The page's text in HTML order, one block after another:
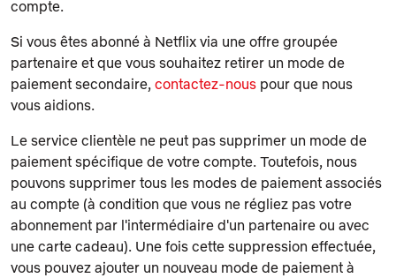
compte.
Si vous êtes abonné à Netflix via une offre groupée
partenaire et que vous souhaitez retirer un mode de
paiement secondaire, contactez-nous pour que nous
vous aidions.
Le service clientèle ne peut pas supprimer un mode de
paiement spécifique de votre compte. Toutefois, nous
pouvons supprimer tous les modes de paiement associés
au compte (à condition que vous ne régliez pas votre
abonnement par l'intermédiaire d'un partenaire ou avec
une carte cadeau). Une fois cette suppression effectuée,
vous pouvez ajouter un nouveau mode de paiement à